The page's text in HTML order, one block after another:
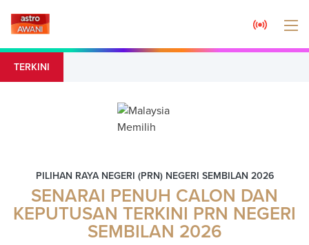
TERKINI
PILIHAN RAYA NEGERI (PRN) NEGERI SEMBILAN 2026
SENARAI PENUH CALON DAN
KEPUTUSAN TERKINI PRN NEGERI
SEMBILAN 2026